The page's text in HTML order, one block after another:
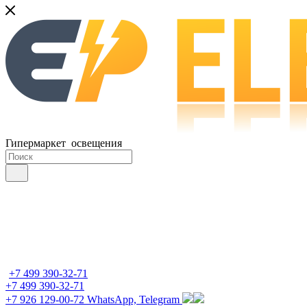
Гипермаркет освещения
+7 499 390-32-71
+7 499 390-32-71
+7 926 129-00-72 WhatsApp, Telegram